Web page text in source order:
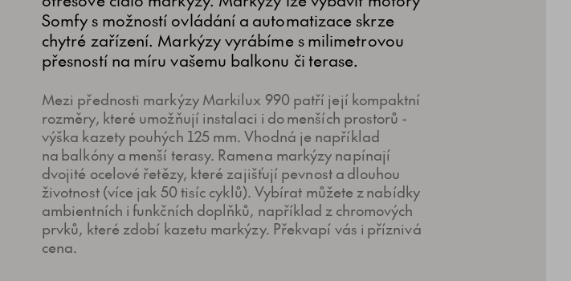
Somfy s možností ovládání a automatizace skrze
chytré zařízení. Markýzy vyrábíme s milimetrovou
přesností na míru vašemu balkonu či terase.
Mezi přednosti markýzy Markilux 990 patří její kompaktní
rozměry, které umožňují instalaci i do menších prostorů -
výška kazety pouhých 125 mm. Vhodná je například
na balkóny a menší terasy. Ramena markýzy napínají
dvojité ocelové řetězy, které zajišťují pevnost a dlouhou
životnost (více jak 50 tisíc cyklů). Vybírat můžete z nabídky
ambientních i funkčních doplňků, například z chromových
prvků, které zdobí kazetu markýzy. Překvapí vás i příznivá
cena.